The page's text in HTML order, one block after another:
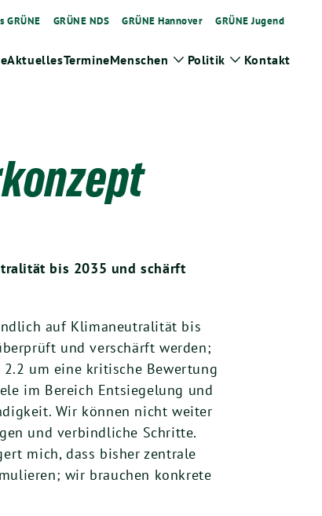
GRÜNE GRÜNE NDS GRÜNE Hannover GRÜNE Jugend
AktuellesTermineMenschen
Zeige
Politik Zeige
Kontakt
bis 2035 und schärft
auf Klimaneutralität bis
und verschärft werden;
um eine kritische Bewertung
im Bereich Entsiegelung und
Wir können nicht weiter
und verbindliche Schritte.
mich, dass bisher zentrale
wir brauchen konkrete